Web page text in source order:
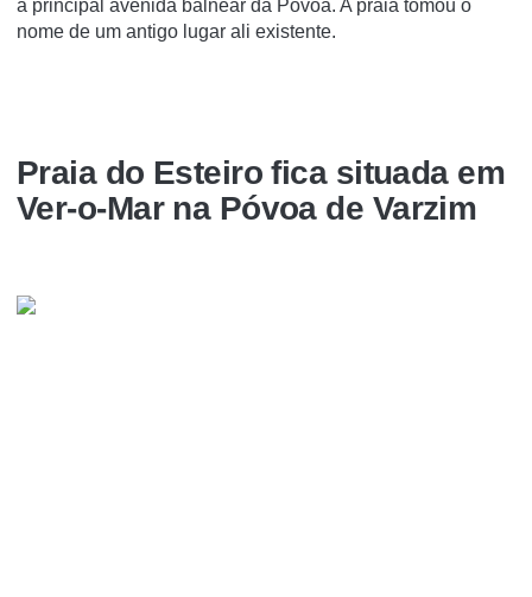
a principal avenida balnear da Póvoa. A praia tomou o
nome de um antigo lugar ali existente.
Praia do Esteiro fica situada em
Ver-o-Mar na Póvoa de Varzim